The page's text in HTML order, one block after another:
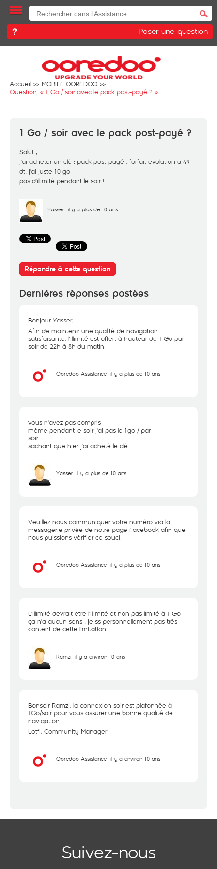
Poser une question
Accueil
MOBILE OOREDOO
Question: « 1 Go / soir avec le pack post-payé ? »
1 Go / soir avec le pack post-payé ?
Salut ,
j'ai acheter un clé : pack post-payé , forfait evolution a 49
dt, j'ai juste 10 go
pas d'illimité pendant le soir !
Yasser il y a plus de 10 ans
Répondre à cette question
Dernières réponses postées
Bonjour Yasser,
Afin de maintenir une qualité de navigation
satisfaisante, l’illimité est offert à hauteur de 1 Go par
soir de 22h à 8h du matin.
Ooredoo Assistance il y a plus de 10 ans
vous n'avez pas compris
même pendant le soir j'ai pas le 1go / par
soir
sachant que hier j'ai acheté le clé
Yasser il y a plus de 10 ans
Veuillez nous communiquer votre numéro via la
messagerie privée de notre page Facebook afin que
nous puissions vérifier ce souci.
Ooredoo Assistance il y a plus de 10 ans
L'illimité devrait être l'illimité et non pas limité à 1 Go
ça n'a aucun sens , je ss personnellement pas très
content de cette limitation
Ramzi il y a environ 10 ans
Bonsoir Ramzi, la connexion soir est plafonnée à
1Go/soir pour vous assurer une bonne qualité de
navigation.
Lotfi, Community Manager
Ooredoo Assistance il y a environ 10 ans
Suivez-nous